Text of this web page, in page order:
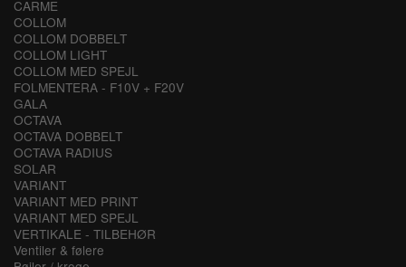
CARME
COLLOM
COLLOM DOBBELT
COLLOM LIGHT
COLLOM MED SPEJL
FOLMENTERA - F10V + F20V
GALA
OCTAVA
OCTAVA DOBBELT
OCTAVA RADIUS
SOLAR
VARIANT
VARIANT MED PRINT
VARIANT MED SPEJL
VERTIKALE - TILBEHØR
Ventiler & følere